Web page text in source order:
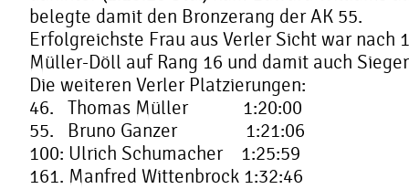
belegte damit den Bronzerang der AK 55.
Erfolgreichste Frau aus Verler Sicht war nach
Müller-Döll auf Rang 16 und damit auch
Die weiteren Verler Platzierungen:
46. Thomas Müller 1:20:00
55. Bruno Ganzer 1:21:06
100: Ulrich Schumacher 1:25:59
161. Manfred Wittenbrock 1:32:46